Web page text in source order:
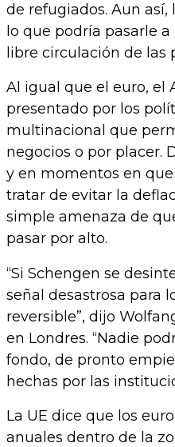
de refugiados. Aun
lo que podría pasarle
libre circulación de las
Al igual que el euro, el
presentado por los
multinacional que
negocios o por placer.
y en momentos en
tratar de evitar la
simple amenaza de
pasar por alto.
“Si Schengen se
señal desastrosa para
reversible”, dijo
en Londres. “Nadie
fondo, de pronto
hechas por las
La UE dice que los
anuales dentro de la